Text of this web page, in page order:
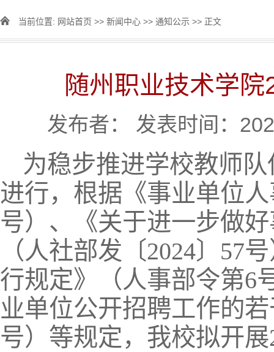
当前位置: 网站首页 >> 新闻中心 >> 通知公示 >> 正文
随州职业技术学
发布者： 发表时间：
为稳步推进学校教师
进行，根据《事业单位
号）、《关于进一步做
（人社部发〔2024〕57
行规定》（人事部令第6
业单位公开招聘工作的
号）等规定，我校拟开